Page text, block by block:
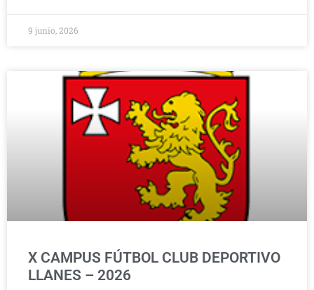
9 junio, 2026
X CAMPUS FÚTBOL CLUB DEPORTIVO
LLANES – 2026